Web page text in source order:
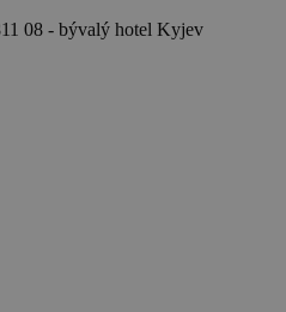
08 - bývalý hotel Kyjev